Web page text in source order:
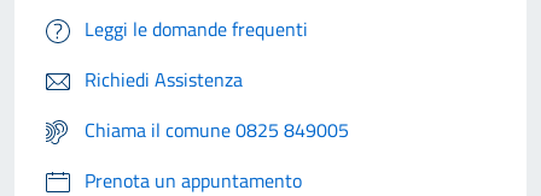
Leggi le domande frequenti
Richiedi Assistenza
Chiama il comune 0825 849005
Prenota un appuntamento